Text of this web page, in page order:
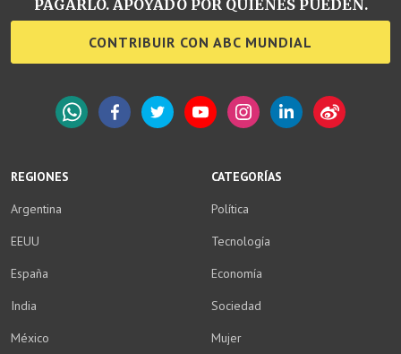
REGIONES
Argentina
EEUU
España
India
México
CATEGORÍAS
Política
Tecnología
Economía
Sociedad
Mujer
PAGARLO. APOYADO POR QUIENES PUEDEN.
CONTRIBUIR CON ABC MUNDIAL